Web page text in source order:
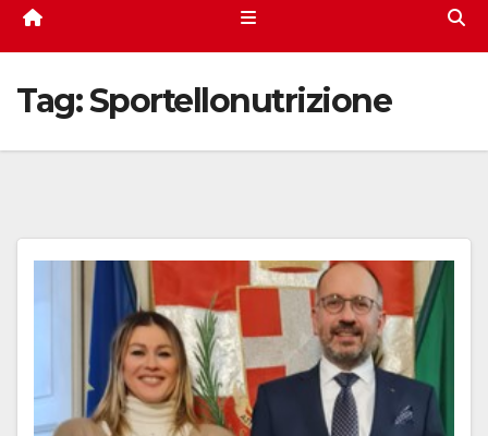
Tag:Sportellonutrizione